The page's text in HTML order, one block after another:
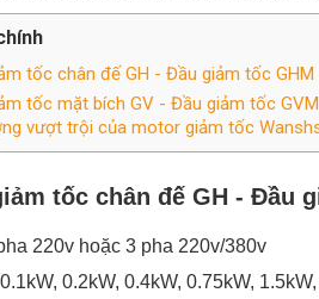
tốc chân đế GH - Đầu giảm tốc GHM
tốc mặt bích GV - Đầu giảm tốc GVM
vượt trội của motor giảm tốc
tốc chân đế GH - Đầu
220v hoặc 3 pha 220v/380v
0.2kW, 0.4kW, 0.75kW,